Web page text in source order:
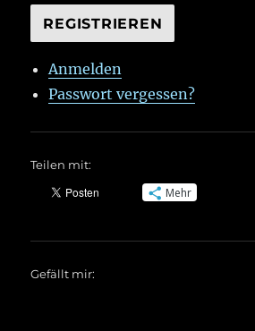
REGISTRIEREN
Anmelden
Passwort vergessen?
Teilen mit:
Mehr
Gefällt mir: